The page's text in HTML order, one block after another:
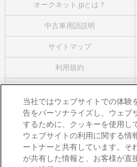
オークネット.jpとは？
中古車用語説明
サイトマップ
利用規約
オークネットのその他のサービス
バイク関連サービス
中古バイクを探すならバイクの窓口
レンタルバイクに乗るならモトオー
当社ではウェブサイトでの体験
告をパーソナライズし、ウェブ
するために、クッキーを使用し
ウェブサイトの利用に関する情
ートナーと共有しています。そ
が共有した情報と、お客様が直